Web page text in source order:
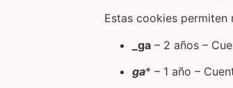
Estas cookies
_ga – 2 años –
ga* – 1 año –